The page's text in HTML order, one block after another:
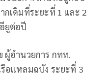
เดิมที่ระยะที่ 1 และ 2
ยูต่อปี
ผู้อำนวยการ กทท.
อแหลมฉบัง ระยะที่ 3